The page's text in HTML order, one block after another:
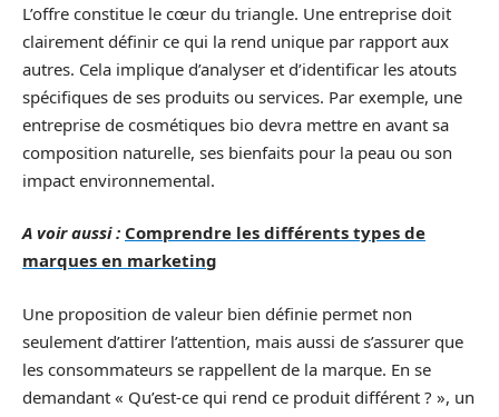
L’offre constitue le cœur du triangle. Une entreprise doit
clairement définir ce qui la rend unique par rapport aux
autres. Cela implique d’analyser et d’identificar les atouts
spécifiques de ses produits ou services. Par exemple, une
entreprise de cosmétiques bio devra mettre en avant sa
composition naturelle, ses bienfaits pour la peau ou son
impact environnemental.
A voir aussi : Comprendre les différents types de
marques en marketing
Une proposition de valeur bien définie permet non
seulement d’attirer l’attention, mais aussi de s’assurer que
les consommateurs se rappellent de la marque. En se
demandant « Qu’est-ce qui rend ce produit différent ? », un